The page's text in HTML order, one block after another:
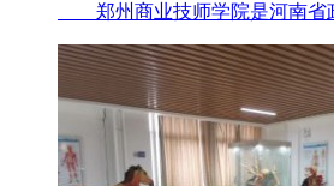
郑州商业技师学院是河南省